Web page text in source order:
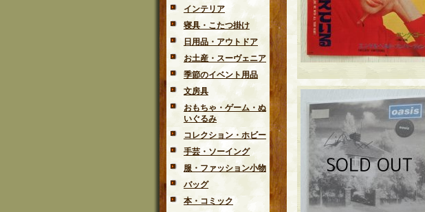
インテリア
寝具・こたつ掛け
日用品・アウトドア
お土産・スーヴェニア
季節のイベント用品
文房具
おもちゃ・ゲーム・ぬ
いぐるみ
コレクション・ホビー
手芸・ソーイング
服・ファッション小物
バッグ
本・コミック